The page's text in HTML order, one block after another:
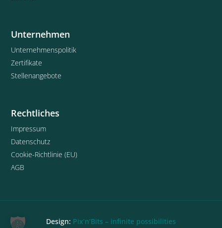
Unternehmen
Unternehmenspolitik
Zertifikate
Stellenangebote
Rechtliches
Impressum
Datenschutz
Cookie-Richtlinie (EU)
AGB
Design: Pix’n’Bits – infinite possibilities